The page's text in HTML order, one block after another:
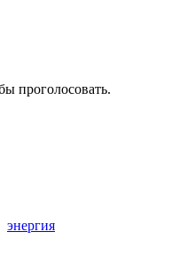
проголосовать.
энергия